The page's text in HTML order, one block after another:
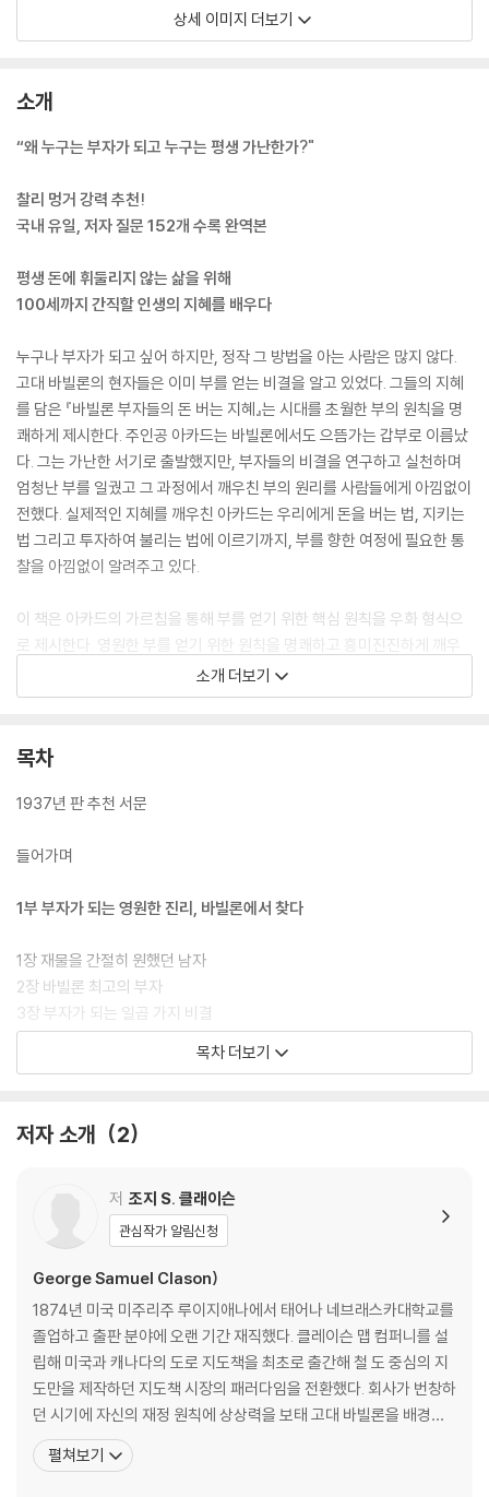
상세 이미지 더보기
소개
“왜 누구는 부자가 되고 누구는 평생 가난한가?"
찰리 멍거 강력 추천!
국내 유일, 저자 질문 152개 수록 완역본
평생 돈에 휘둘리지 않는 삶을 위해
100세까지 간직할 인생의 지혜를 배우다
누구나 부자가 되고 싶어 하지만, 정작 그 방법을 아는 사람은 많지 않다.
고대 바빌론의 현자들은 이미 부를 얻는 비결을 알고 있었다. 그들의 지혜
를 담은 『바빌론 부자들의 돈 버는 지혜』는 시대를 초월한 부의 원칙을 명
쾌하게 제시한다. 주인공 아카드는 바빌론에서도 으뜸가는 갑부로 이름났
다. 그는 가난한 서기로 출발했지만, 부자들의 비결을 연구하고 실천하며
엄청난 부를 일궜고 그 과정에서 깨우친 부의 원리를 사람들에게 아낌없이
전했다. 실제적인 지혜를 깨우친 아카드는 우리에게 돈을 버는 법, 지키는
법 그리고 투자하여 불리는 법에 이르기까지, 부를 향한 여정에 필요한 통
찰을 아낌없이 알려주고 있다.
이 책은 아카드의 가르침을 통해 부를 얻기 위한 핵심 원칙을 우화 형식으
로 제시한다. 영원한 부를 얻기 위한 원칙을 명쾌하고 흥미진진하게 깨우
쳐 준다. 이는 누구에게나 열려 있는 기회이며, 배움에 대한 열정만 있다면
누구든 부자가 되는 길에 들어설 수 있다.
클레이슨의 책은 단순한 재테크 지침서가 아니다. 부와 인생에 대한 깊이
제시한다. 청소년부터 중장년까지 두루 쉽고 깊이 읽힐 수 있는 걸작으로,
명에 이르는 사람들의 인생에 큰 영향을 끼쳤다. 그의 메시지는 시대를 초
수많은 사람들이 이 책에서 실질적인 도움과 희망을 얻었다. ‘어떻게 돈을
대한 깊은 질문을 던지는 책이기에 가능한 일이다.
현대지성은 원저자가 직접 작성한 152개의 통찰 질문을 2부에 전부 담아
냈다. 책에서 얻은 깨달음을 되새기고 일상에 적용할 수 있도록 하는 국내
유일의 완역본이다. 이 책을 통해 우리 안에 있는 “부자 유전자”를 깨워서
소개 더보기
목차
1937년 판 추천 서문
들어가며
1부 부자가 되는 영원한 진리, 바빌론에서 찾다
1장 재물을 간절히 원했던 남자
2장 바빌론 최고의 부자
3장 부자가 되는 일곱 가지 비결
4장 행운의 여신
8장 바빌론의 낙타 상인
10장 바빌론에서 운이 가장 좋은 남자
11장 바빌론의 간략한 역사
2부 새로운 깨달음: 더 깊은 질문들
12장 부자가 되기 위해 공부하는 방법
13장 돈 문제를 분석하는 방법
14장 ? 재물을 간절히 원했던 남자
15장 ? 바빌론 최고의 부자
17장 ? 행운의 여신
목차 더보기
저자 소개 2
저 조지 S. 클래이슨
관심작가 알림신청
George Samuel Clason)
1874년 미국 미주리주 루이지애나에서 태어나 네브래스카대학교를
졸업하고 출판 분야에 오랜 기간 재직했다. 클레이슨 맵 컴퍼니를 설
립해 미국과 캐나다의 도로 지도책을 최초로 출간해 철 도 중심의 지
도만을 제작하던 지도책 시장의 패러다임을 전환했다. 회사가 번창하
던 시기에 자신의 재정 원칙에 상상력을 보태 고대 바빌론을 배경으
로 한 돈에 관한 우화인 『바빌론 부자들의 지혜』를 구상했다. 경제적
고난에 빠진 이들에게 도움이 되고자 1926년에 출간한 이 책은 192
펼쳐보기